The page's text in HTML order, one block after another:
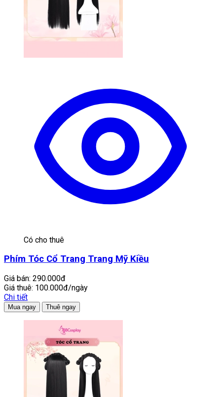
Có cho thuê
Phím Tóc Cổ Trang Trang Mỹ Kiều
Giá bán: 290.000đ
Giá thuê: 100.000đ/ngày
Chi tiết
Mua ngay Thuê ngay